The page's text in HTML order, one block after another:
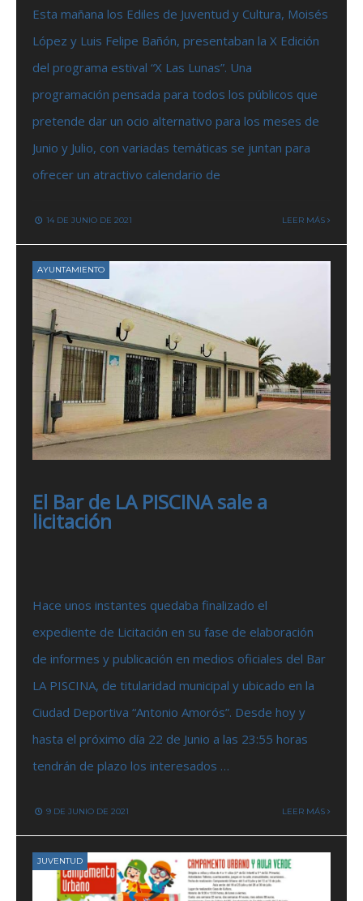
Esta mañana los Ediles de Juventud y Cultura, Moisés
López y Luis Felipe Bañón, presentaban la X Edición
del programa estival “X Las Lunas”. Una
programación pensada para todos los públicos que
pretende dar un ocio alternativo para los meses de
Junio y Julio, con variadas temáticas se juntan para
ofrecer un atractivo calendario de
14 DE JUNIO DE 2021 LEER MÁS
AYUNTAMIENTO
El Bar de LA PISCINA sale a
licitación
Hace unos instantes quedaba finalizado el
expediente de Licitación en su fase de elaboración
de informes y publicación en medios oficiales del Bar
LA PISCINA, de titularidad municipal y ubicado en la
Ciudad Deportiva “Antonio Amorós”. Desde hoy y
hasta el próximo día 22 de Junio a las 23:55 horas
tendrán de plazo los interesados …
9 DE JUNIO DE 2021 LEER MÁS
JUVENTUD